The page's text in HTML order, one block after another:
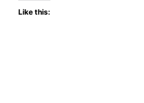
Like this: